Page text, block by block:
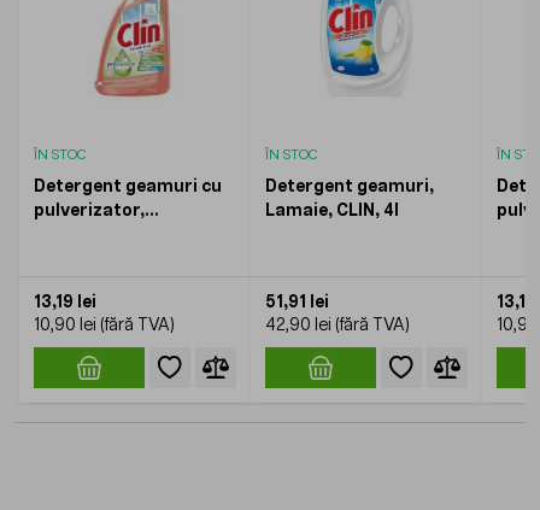
ÎN STOC
Detergent geamuri cu
pulverizator,
13,19 lei
10,90 lei
ÎN STOC
Detergent geamuri,
Lamaie, CLIN, 4l
51,91 lei
42,90 lei
ÎN